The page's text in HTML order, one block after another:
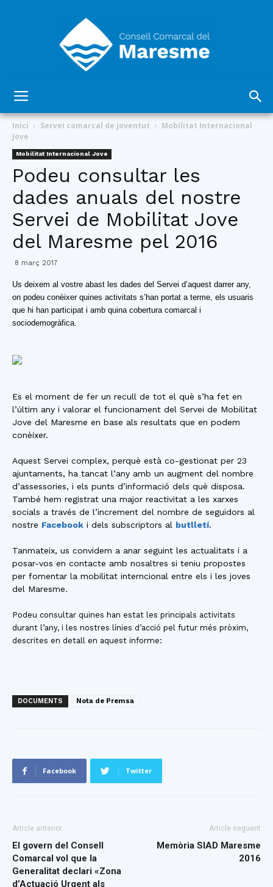
del
Inici Servei comarcal de joventut
Mobilitat Internacional
Jove
Mobilitat Internacional Jove
Podeu consultar les
dades anuals del nostre
Servei de Mobilitat Jove
del Maresme pel 2016
8 març 2017
Us deixem al vostre abast les dades del Servei d’aquest darrer any,
on podeu conèixer quines activitats s’han portat a terme, els usuaris
que hi han participat i amb quina cobertura comarcal i
sociodemogràfica.
Es el moment de fer un recull de tot el què s’ha fet en
l’últim any i valorar el funcionament del Servei de Mobilitat
Jove del Maresme en base als resultats que en podem
conèixer.
Aquest Servei complex, perquè està co-gestionat per 23
ajuntaments, ha tancat l’any amb un augment del nombre
d’assessories, i els punts d’informació dels què disposa.
També hem registrat una major reactivitat a les xarxes
socials a través de l’increment del nombre de seguidors al
nostre Facebook i dels subscriptors al butlletí.
Tanmateix, us convidem a anar seguint les actualitats i a
posar-vos en contacte amb nosaltres si teniu propostes
per fomentar la mobilitat interncional entre els i les joves
del Maresme.
Podeu consultar quines han estat les principals activitats
durant l’any, i les nostres línies d’acció pel futur més pròxim,
descrites en detall en aquest informe:
DOCUMENTS Nota de Premsa
Facebook Twitter
Article anterior
El govern del Consell
Comarcal vol que la
Generalitat declari «Zona
d’Actuació Urgent als
Article següent
Memòria SIAD Maresme
2016